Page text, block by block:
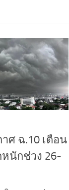
ศ ฉ.10 เตือน
นักช่วง 26-